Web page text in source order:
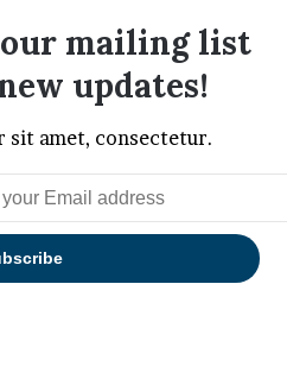
mailing list
updates!
sit amet, consectetur.